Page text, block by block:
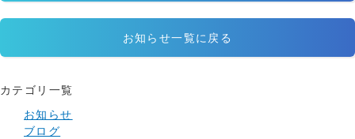
お知らせ一覧に戻る
カテゴリ一覧
お知らせ
ブログ